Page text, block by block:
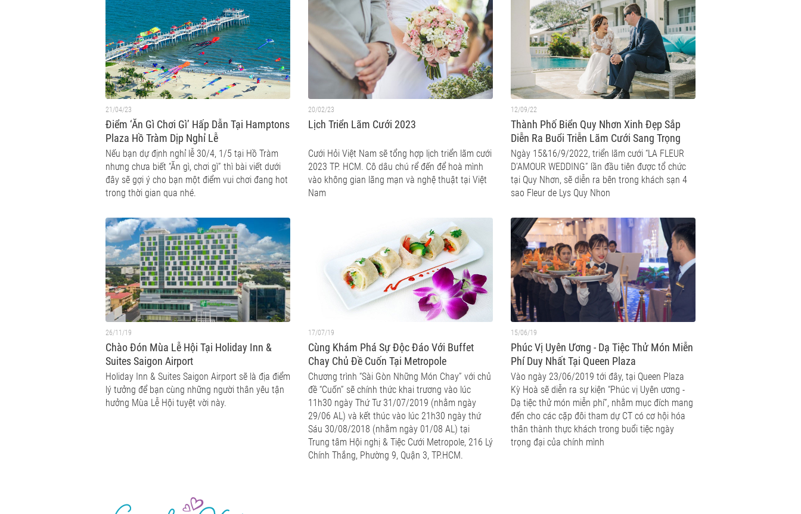
21/04/23
Điểm ‘Ăn Gì Chơi Gì’ Hấp Dẫn Tại Hamptons
Plaza Hồ Tràm Dịp Nghỉ Lễ
Nếu bạn dự định nghỉ lễ 30/4, 1/5 tại Hồ Tràm
nhưng chưa biết “Ăn gì, chơi gì” thì bài viết dưới
đây sẽ gợi ý cho bạn một điểm vui chơi đang hot
trong thời gian qua nhé.
20/02/23
Lịch Triển Lãm Cưới 2023
Cưới Hỏi Việt Nam sẽ tổng hợp lịch triển lãm cưới
2023 TP. HCM. Cô dâu chú rể đến để hoà mình
vào không gian lãng mạn và nghệ thuật tại Việt
Nam
12/09/22
Thành Phố Biển Quy Nhơn Xinh Đẹp Sắp
Diễn Ra Buổi Triễn Lãm Cưới Sang Trọng
Đẳng Cấp Lần Đầu Tiên Tổ Chức Tại Khách
Sạn 4 Sao Fleur De Lys Quy Nhơn
Ngày 15&16/9/2022, triển lãm cưới “LA FLEUR
D’AMOUR WEDDING” lần đầu tiên được tổ chức
tại Quy Nhơn, sẽ diễn ra bên trong khách sạn 4
sao Fleur de Lys Quy Nhon
26/11/19
Chào Đón Mùa Lễ Hội Tại Holiday Inn &
Suites Saigon Airport
Holiday Inn & Suites Saigon Airport sẽ là địa điểm
lý tưởng để bạn cùng những người thân yêu tận
hưởng Mùa Lễ Hội tuyệt vời này.
17/07/19
Cùng Khám Phá Sự Độc Đáo Với Buffet
Chay Chủ Đề Cuốn Tại Metropole
Chương trình “Sài Gòn Những Món Chay” với chủ
đề “Cuốn” sẽ chính thức khai trương vào lúc
11h30 ngày Thứ Tư 31/07/2019 (nhằm ngày
29/06 AL) và kết thúc vào lúc 21h30 ngày thứ
Sáu 30/08/2018 (nhằm ngày 01/08 AL) tại
Trung tâm Hội nghị & Tiệc Cưới Metropole, 216 Lý
Chính Thắng, Phường 9, Quận 3, TP.HCM.
15/06/19
Phúc Vị Uyên Ương - Dạ Tiệc Thử Món Miễn
Phí Duy Nhất Tại Queen Plaza
Vào ngày 23/06/2019 tới đây, tại Queen Plaza
Kỳ Hoà sẽ diễn ra sự kiện “Phúc vị Uyên ương -
Dạ tiệc thử món miễn phí”, nhằm mục đích mang
đến cho các cặp đôi tham dự CT có cơ hội hóa
thân thành thực khách trong buổi tiệc ngày
trọng đại của chính mình